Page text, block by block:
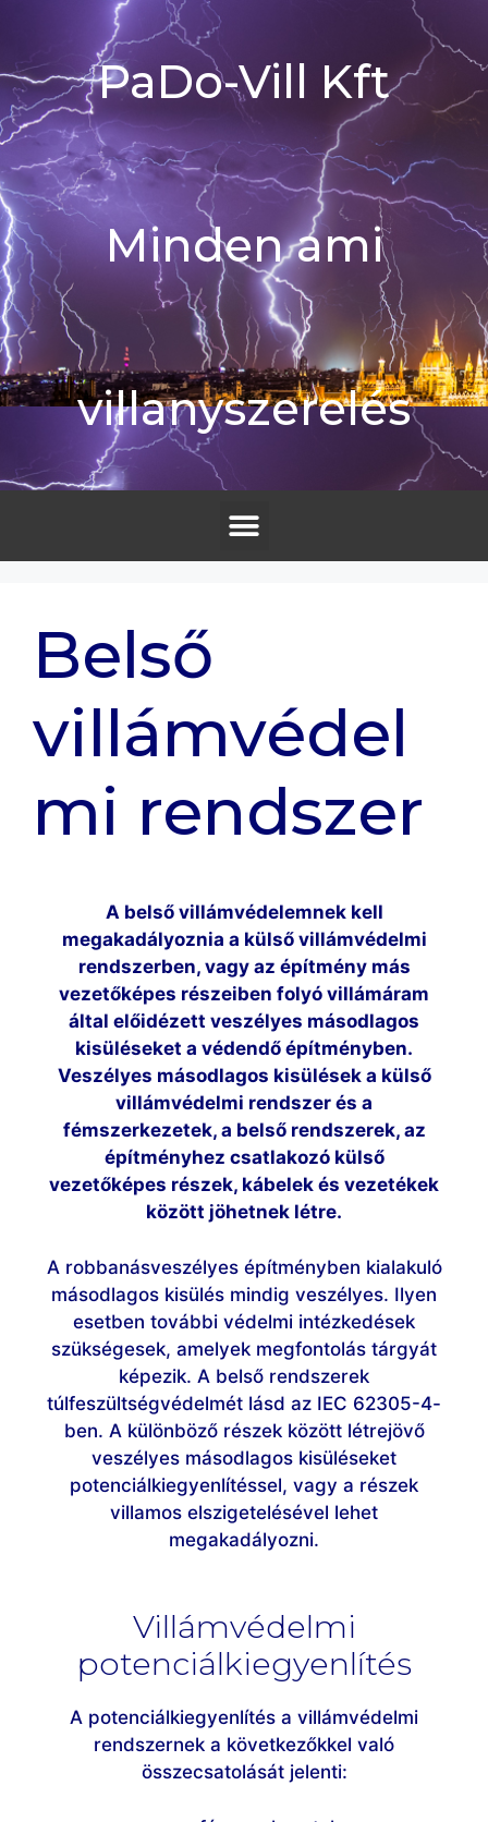
PaDo-Vill Kft
Minden ami
villanyszerelés
Belső
villámvédel
mi rendszer
A belső villámvédelemnek kell
megakadályoznia a külső villámvédelmi
rendszerben, vagy az építmény más
vezetőképes részeiben folyó villámáram
által előidézett veszélyes másodlagos
kisüléseket a védendő építményben.
Veszélyes másodlagos kisülések a külső
villámvédelmi rendszer és a
fémszerkezetek, a belső rendszerek, az
építményhez csatlakozó külső
vezetőképes részek, kábelek és vezetékek
között jöhetnek létre.
A robbanásveszélyes építményben kialakuló
másodlagos kisülés mindig veszélyes. Ilyen
esetben további védelmi intézkedések
szükségesek, amelyek megfontolás tárgyát
képezik. A belső rendszerek
túlfeszültségvédelmét lásd az IEC 62305-4-
ben. A különböző részek között létrejövő
veszélyes másodlagos kisüléseket
potenciálkiegyenlítéssel, vagy a részek
villamos elszigetelésével lehet
megakadályozni.
Villámvédelmi
potenciálkiegyenlítés
A potenciálkiegyenlítés a villámvédelmi
rendszernek a következőkkel való
összecsatolását jelenti: